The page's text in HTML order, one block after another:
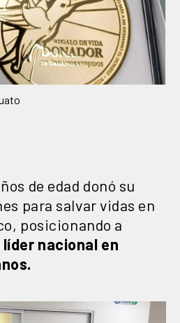
de edad donó su
para salvar vidas en
posicionando a
líder nacional en